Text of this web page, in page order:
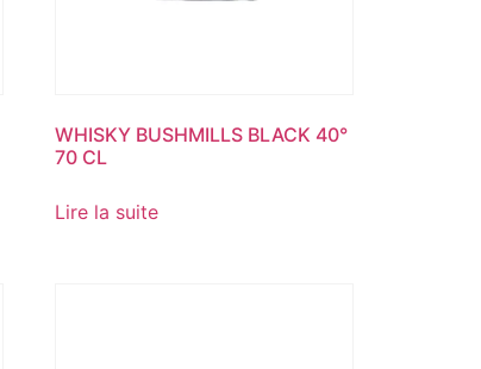
WHISKY BUSHMILLS BLACK 40°
70 CL
Lire la suite